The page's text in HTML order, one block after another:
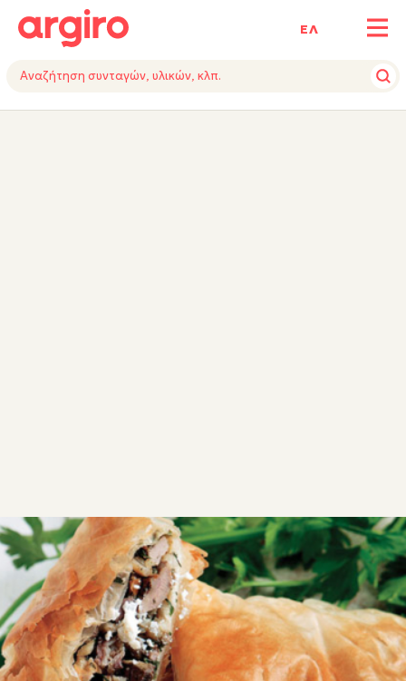
ΕΛ
ΥΛΙΚΑΕΚΤΕΛΕΣΗTIPSΕΞΟΠΛΙΣΜΟΣ
ΣΥΝΤΑΓΕΣ ΑΛΜΥΡΑ
Μποξάδες µε συκωταριά και
ανθότυρο
Συκωταριά με φύλλο κρούστας τραγανό που κλείνει
μέσα του όλα τα Πασχαλινά αρώματα.